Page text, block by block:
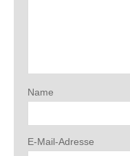
Name
E-Mail-Adresse